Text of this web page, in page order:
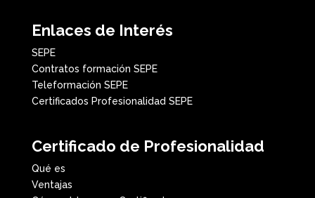
Enlaces de Interés
SEPE
Contratos formación SEPE
Teleformación SEPE
Certificados Profesionalidad SEPE
Certificado de Profesionalidad
Qué es
Ventajas